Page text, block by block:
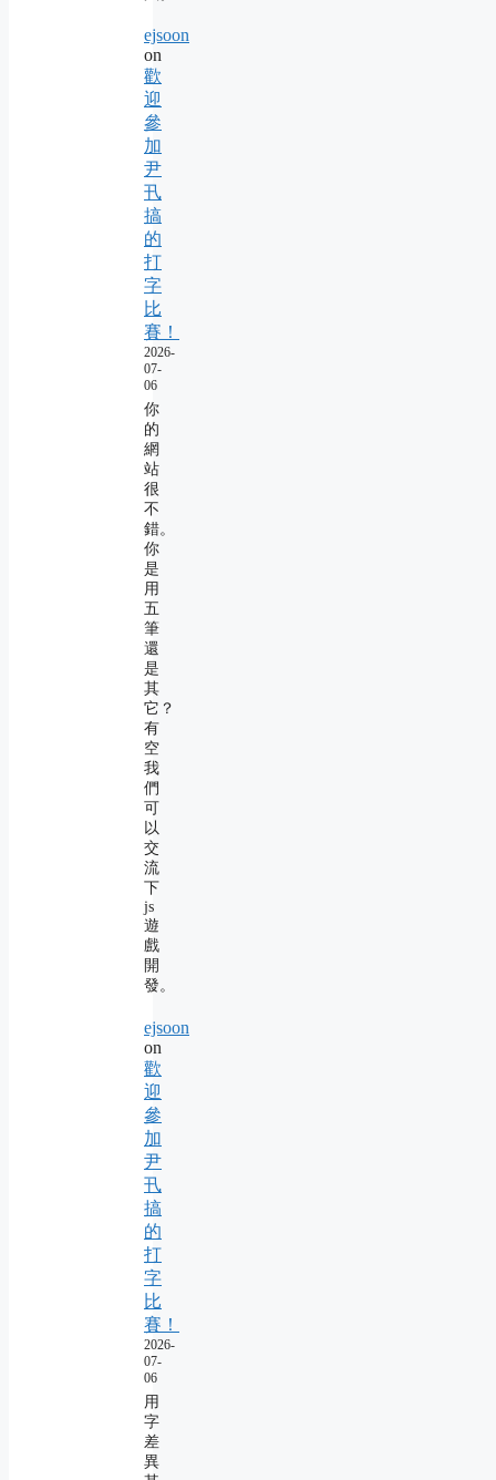
ejsoon
on
歡
迎
參
加
尹
卂
搞
的
打
字
比
賽！
2026-
07-
06
你
的
網
站
很
不
錯。
你
是
用
五
筆
還
是
其
它？
有
空
我
們
可
以
交
流
下
js
遊
戲
開
發。
ejsoon
on
歡
迎
參
加
尹
卂
搞
的
打
字
比
賽！
2026-
07-
06
用
字
差
異